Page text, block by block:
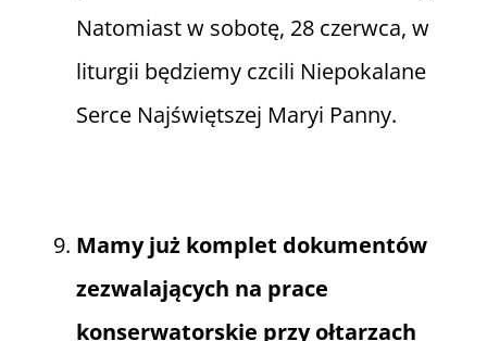
Natomiast w sobotę, 28 czerwca, w
liturgii będziemy czcili Niepokalane
Serce Najświętszej Maryi Panny.
Mamy już komplet dokumentów
zezwalających na prace
konserwatorskie przy ołtarzach